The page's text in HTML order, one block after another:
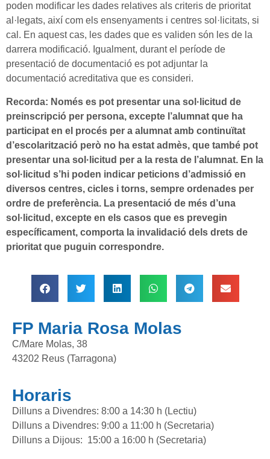
poden modificar les dades relatives als criteris de prioritat
al·legats, així com els ensenyaments i centres sol·licitats, si
cal. En aquest cas, les dades que es validen són les de la
darrera modificació. Igualment, durant el període de
presentació de documentació es pot adjuntar la
documentació acreditativa que es consideri.
Recorda: Només es pot presentar una sol·licitud de
preinscripció per persona, excepte l’alumnat que ha
participat en el procés per a alumnat amb continuïtat
d’escolarització però no ha estat admès, que també pot
presentar una sol·licitud per a la resta de l’alumnat. En la
sol·licitud s’hi poden indicar peticions d’admissió en
diversos centres, cicles i torns, sempre ordenades per
ordre de preferència. La presentació de més d’una
sol·licitud, excepte en els casos que es prevegin
específicament, comporta la invalidació dels drets de
prioritat que puguin correspondre.
FP Maria Rosa Molas
C/Mare Molas, 38
43202 Reus (Tarragona)
Horaris
Dilluns a Divendres: 8:00 a 14:30 h (Lectiu)
Dilluns a Divendres: 9:00 a 11:00 h (Secretaria)
Dilluns a Dijous: 15:00 a 16:00 h (Secretaria)